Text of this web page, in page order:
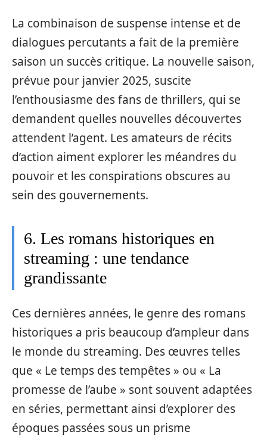
La combinaison de suspense intense et de
dialogues percutants a fait de la première
saison un succès critique. La nouvelle saison,
prévue pour janvier 2025, suscite
l’enthousiasme des fans de thrillers, qui se
demandent quelles nouvelles découvertes
attendent l’agent. Les amateurs de récits
d’action aiment explorer les méandres du
pouvoir et les conspirations obscures au
sein des gouvernements.
6. Les romans historiques en
streaming : une tendance
grandissante
Ces dernières années, le genre des romans
historiques a pris beaucoup d’ampleur dans
le monde du streaming. Des œuvres telles
que « Le temps des tempêtes » ou « La
promesse de l’aube » sont souvent adaptées
en séries, permettant ainsi d’explorer des
époques passées sous un prisme